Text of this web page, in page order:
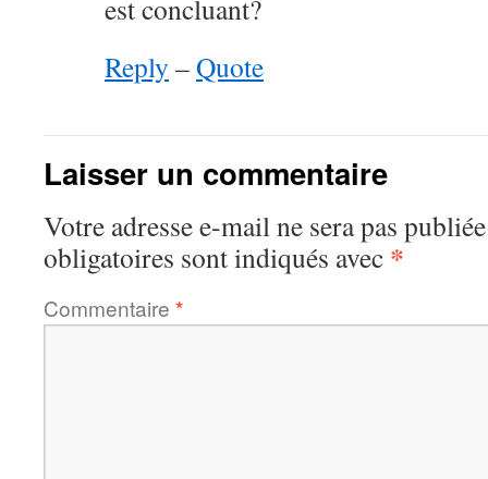
est concluant?
Reply –Quote
Laisser un commentaire
Votre adresse e-mail ne sera pas
obligatoires sont indiqués avec *
Commentaire *